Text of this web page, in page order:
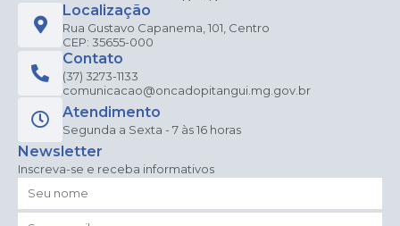
Localização
Rua Gustavo Capanema, 101, Centro
CEP: 35655-000
Contato
(37) 3273-1133
comunicacao@oncadopitangui.mg.gov.br
Atendimento
Segunda a Sexta - 7 às 16 horas
Newsletter
Inscreva-se e receba informativos